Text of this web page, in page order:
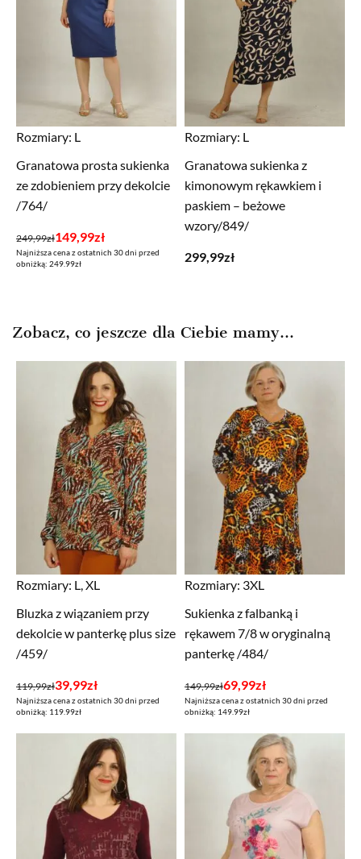
Rozmiary: L
Granatowa prosta sukienka
ze zdobieniem przy dekolcie
/764/
249,99zł
Pierwotna
cena
149,99zł
Aktualna
cena
Najniższa cena z ostatnich 30 dni przed
obniżką: 249.99zł
Rozmiary: L
Granatowa sukienka z
kimonowym rękawkiem i
paskiem – beżowe
wzory/849/
299,99zł
Zobacz, co jeszcze dla Ciebie mamy...
Rozmiary: L, XL
Bluzka z wiązaniem przy
dekolcie w panterkę plus size
/459/
119,99zł
Pierwotna
cena
39,99zł
Aktualna
cena
Najniższa cena z ostatnich 30 dni przed
obniżką: 119.99zł
Rozmiary: 3XL
Sukienka z falbanką i
rękawem 7/8 w oryginalną
panterkę /484/
149,99zł
Pierwotna
cena
69,99zł
Aktualna
cena
Najniższa cena z ostatnich 30 dni przed
obniżką: 149.99zł